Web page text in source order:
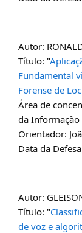
Autor:
Título: "
Fundamental
Forense de
Área de
da Informação
Orientador:
Data da
Autor:
Título: "
de voz e